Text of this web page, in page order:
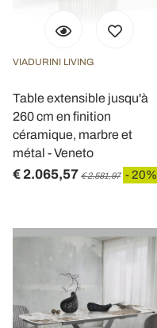
VIADURINI LIVING
Table extensible jusqu'à
260 cm en finition
céramique, marbre et
métal - Veneto
€ 2.065,57 € 2.581,97 - 20%